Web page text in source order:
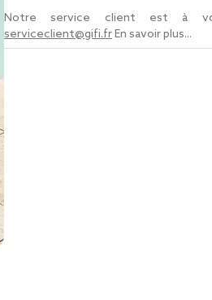
Notre service client est à
serviceclient@gifi.frEn savoir plus...